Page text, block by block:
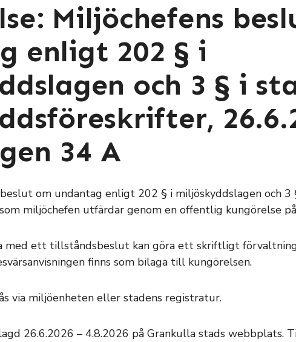
Miljöchefens
enligt 202 § i
och 3 § i
34 A
om undantag enligt 202 § i miljöskyddslagen och 3
miljöchefen utfärdar genom en offentlig kungörelse
med ett tillståndsbeslut kan göra ett skriftligt
finns som bilaga till kungörelsen.
via miljöenheten eller stadens registratur.
26.6.2026 – 4.8.2026 på Grankulla stads webbplats.